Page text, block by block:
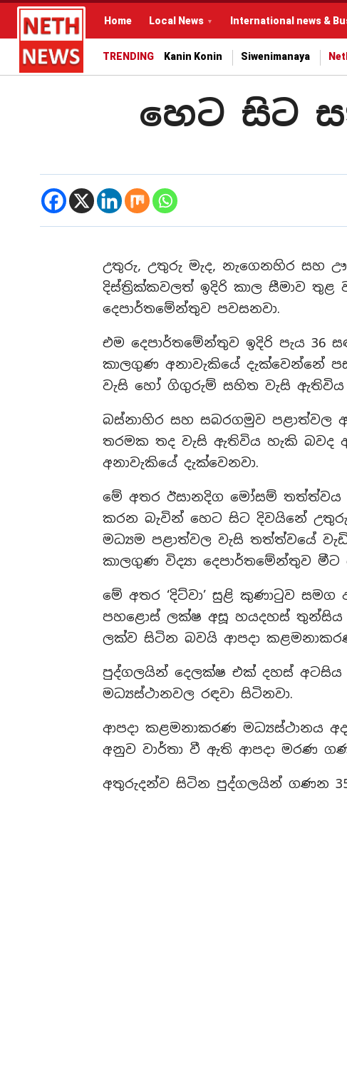
Home Local News International news &
TRENDING Kanin Konin Siwenimanaya
හෙට සිට
උතුරු, උතුරු මැද, නැගෙනහිර සහ
දිස්ත්‍රික්කවලත් ඉදිරි කාල සීමාව
දෙපාර්තමේන්තුව පවසනවා.
එම දෙපාර්තමේන්තුව ඉදිරි පැය 36
කාලගුණ අනාවැකියේ දැක්වෙන්නේ
වැසි හෝ ගිගුරුම් සහිත වැසි ඇතිවිය
බස්නාහිර සහ සබරගමුව පළාත්වල
තරමක තද වැසි ඇතිවිය හැකි
අනාවැකියේ දැක්වෙනවා.
මේ අතර ඊසානදිග මෝසම් තත්ත්වය
කරන බැවින් හෙට සිට දිවයිනේ
මධ්‍යම පළාත්වල වැසි තත්ත්වයේ
කාලගුණ විද්‍යා දෙපාර්තමේන්තුව මීට
මේ අතර ‘දිට්වා’ සුළි කුණාටුව
පහළොස් ලක්ෂ අසූ හයදහස් තුන්සිය
ලක්ව සිටින බවයි ආපදා
පුද්ගලයින් දෙලක්ෂ එක් දහස්
මධ්‍යස්ථානවල රඳවා සිටිනවා.
ආපදා කළමනාකරණ මධ්‍යස්ථානය
අනුව වාර්තා වී ඇති ආපදා මරණ
අතුරුදන්ව සිටින පුද්ගලයින් ගණන